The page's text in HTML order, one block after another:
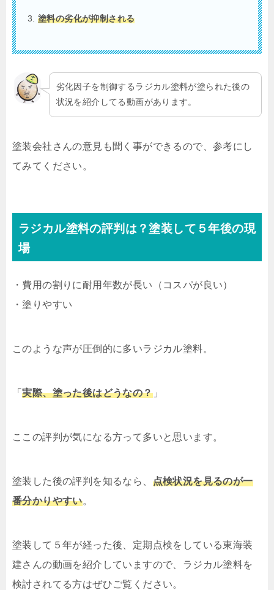
塗料の劣化が抑制される
劣化因子を制御するラジカル塗料が塗られた後の
状況を紹介してる動画があります。
塗装会社さんの意見も聞く事ができるので、参考にし
てみてください。
ラジカル塗料の評判は？塗装して５年後の現
場
・費用の割りに耐用年数が長い（コスパが良い）
・塗りやすい
このような声が圧倒的に多いラジカル塗料。
「実際、塗った後はどうなの？」
ここの評判が気になる方って多いと思います。
塗装した後の評判を知るなら、 点検状況を見るのが一
番分かりやすい。
塗装して５年が経った後、定期点検をしている東海装
建さんの動画を紹介していますので、ラジカル塗料を
検討されてる方はぜひご覧ください。